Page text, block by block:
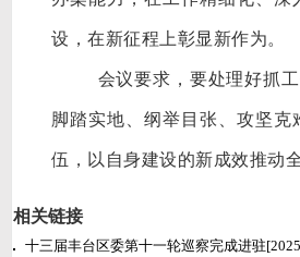
设，在新征程上彰显新作为。
会议要求，要处理好抓
脚踏实地、纲举目张、攻坚
伍，以自身建设的新成效推动
相关链接
十三届丰台区委第十一轮巡察完成进驻